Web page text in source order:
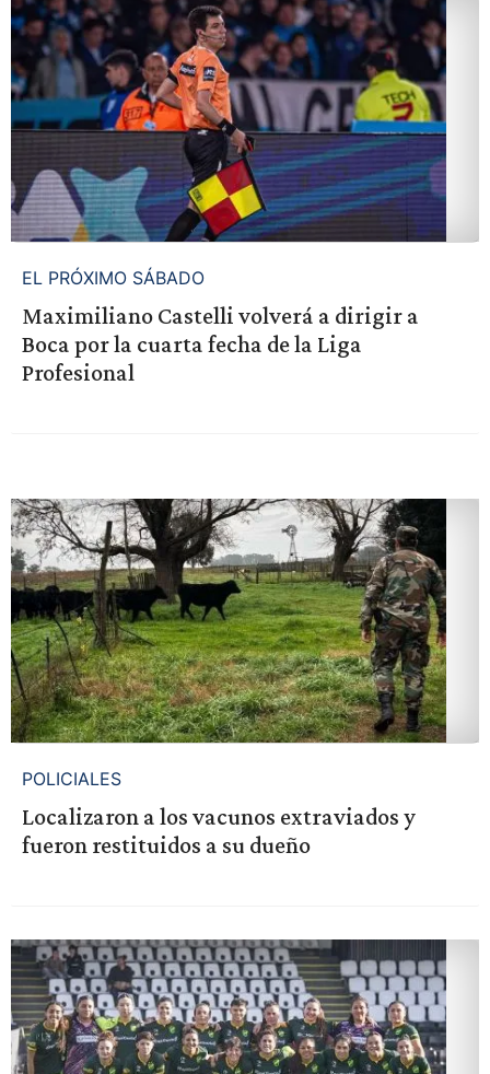
EL PRÓXIMO SÁBADO
Maximiliano Castelli volverá a dirigir a
Boca por la cuarta fecha de la Liga
Profesional
POLICIALES
Localizaron a los vacunos extraviados y
fueron restituidos a su dueño